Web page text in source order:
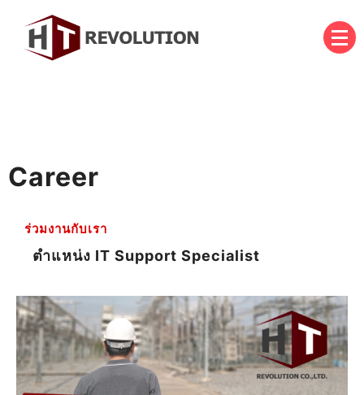
Career
ร่วมงานกับเรา
ตำแหน่ง IT Support Specialist